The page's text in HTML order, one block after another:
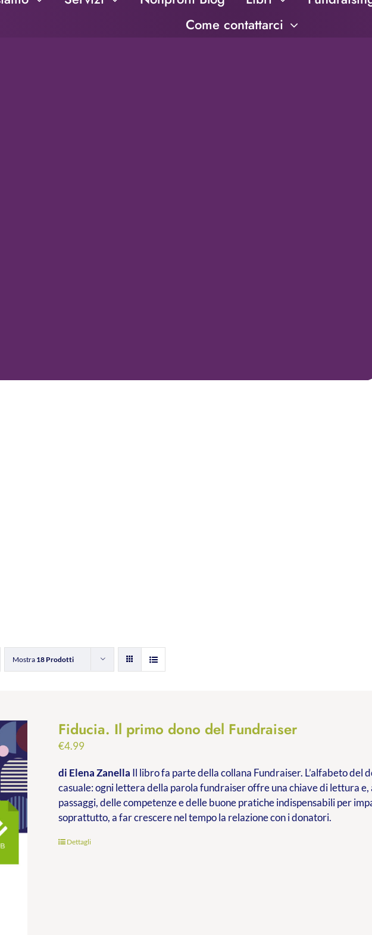
Come contattarci
Mostra 18 Prodotti
Fiducia. Il primo dono del Fundraiser
€4.99
di Elena Zanella Il libro fa parte della collana Fundraiser. L’alfabeto del
casuale: ogni lettera della parola fundraiser offre una chiave di lettura
passaggi, delle competenze e delle buone pratiche indispensabili per
soprattutto, a far crescere nel tempo la relazione con i donatori.
Dettagli